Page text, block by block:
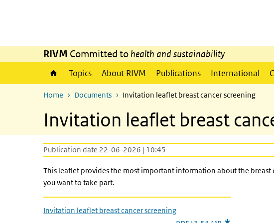
RIVM Committed to health and sustainability
Topics About RIVM Publications International
Home Documents Invitation leaflet breast cancer screening
Invitation leaflet breast
Publication date 22-06-2026 | 10:45
This leaflet provides the most important information about the
you want to take part.
Invitation leaflet breast cancer screening